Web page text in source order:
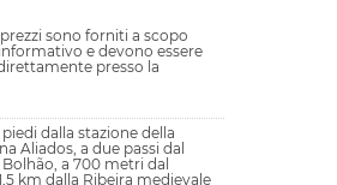
sono forniti a scopo
e devono essere
presso la
dalla stazione della
Aliados, a due passi dal
a 700 metri dal
km dalla Ribeira medievale